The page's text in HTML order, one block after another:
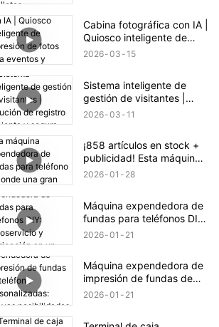
Cabina fotográfica con IA |
Quiosco inteligente de
impresión de fotos para
2026 03 15
Sistema inteligente de
gestión de visitantes |
Solución de registro
2026 03 11
¡858 artículos en stock +
publicidad! Esta máquina
expendedora de fundas
negocio.
2026 01 28
Máquina expendedora de
fundas para teléfonos DIY:
Autoservicio y fabricación
2026 01 21
Máquina expendedora de
impresión de fundas de
teléfono personalizadas:
2026 01 21